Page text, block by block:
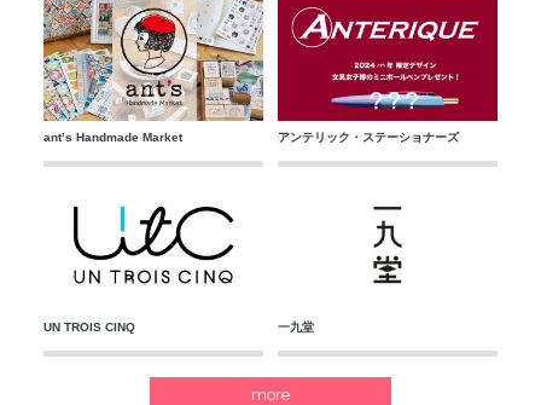
ant’s Handmade Market アンテリック・ステーショナーズ
UN TROIS CINQ 一九堂
more